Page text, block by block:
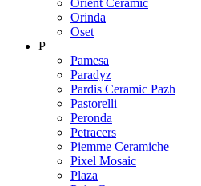
Orinda
Oset
P
Pamesa
Paradyz
Pardis Ceramic Pazh
Pastorelli
Peronda
Petracers
Piemme Ceramiche
Pixel Mosaic
Plaza